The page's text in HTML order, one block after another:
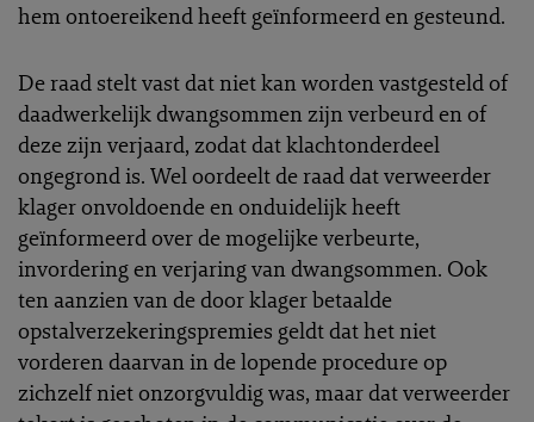
hem ontoereikend heeft geïnformeerd en gesteund.
De raad stelt vast dat niet kan worden vastgesteld of
daadwerkelijk dwangsommen zijn verbeurd en of
deze zijn verjaard, zodat dat klachtonderdeel
ongegrond is. Wel oordeelt de raad dat verweerder
klager onvoldoende en onduidelijk heeft
geïnformeerd over de mogelijke verbeurte,
invordering en verjaring van dwangsommen. Ook
ten aanzien van de door klager betaalde
opstalverzekeringspremies geldt dat het niet
vorderen daarvan in de lopende procedure op
zichzelf niet onzorgvuldig was, maar dat verweerder